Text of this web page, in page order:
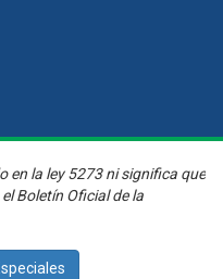
en la ley 5273 ni significa que
Boletín Oficial de la